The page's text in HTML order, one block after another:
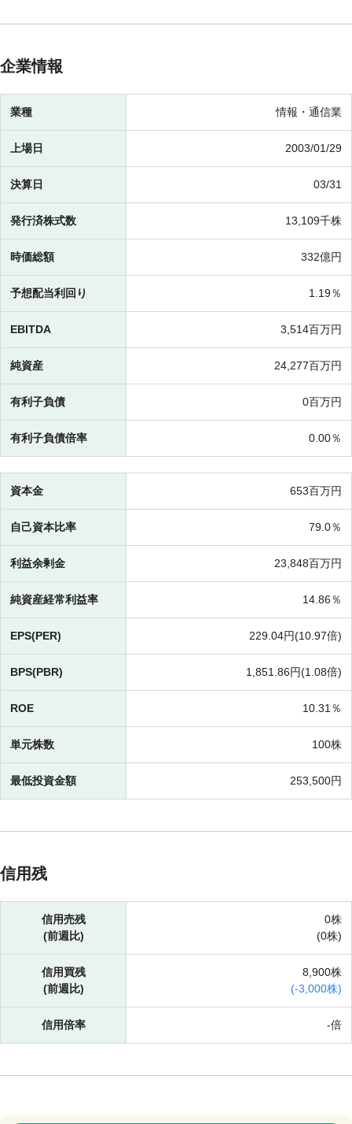
企業情報
業種 情報・通信業
上場日 2003/01/29
決算日 03/31
発行済株式数 13,109千株
時価総額 332億円
予想配当利回り 1.19％
EBITDA 3,514百万円
純資産 24,277百万円
有利子負債 0百万円
有利子負債倍率 0.00％
資本金 653百万円
自己資本比率 79.0％
利益余剰金 23,848百万円
純資産経常利益率 14.86％
EPS(PER) 229.04円(10.97倍)
BPS(PBR) 1,851.86円(1.08倍)
ROE 10.31％
単元株数 100株
最低投資金額 253,500円
信用残
信用売残
(前週比)
0株
(0株)
信用買残
(前週比)
8,900株
(-3,000株)
信用倍率 -倍